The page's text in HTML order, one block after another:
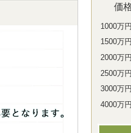
価
1000万
1500万
2000万
2500万
3000万
4000万